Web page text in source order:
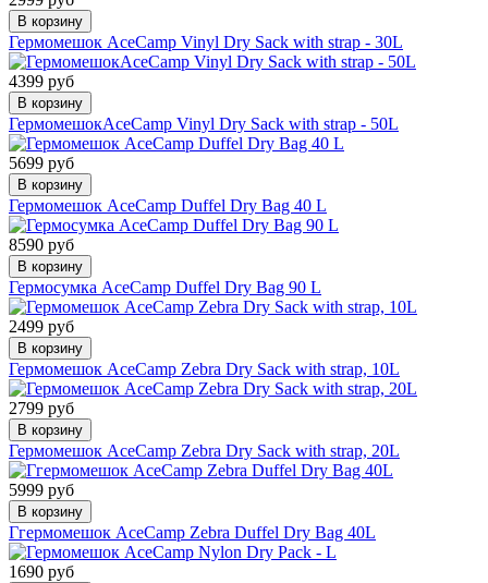
В корзину
Гермомешок AceCamp Vinyl Dry Sack with strap - 30L
4399 руб
В корзину
ГермомешокAceCamp Vinyl Dry Sack with strap - 50L
5699 руб
В корзину
Гермомешок AceCamp Duffel Dry Bag 40 L
8590 руб
В корзину
Гермосумка AceCamp Duffel Dry Bag 90 L
2499 руб
В корзину
Гермомешок AceCamp Zebra Dry Sack with strap, 10L
2799 руб
В корзину
Гермомешок AceCamp Zebra Dry Sack with strap, 20L
5999 руб
В корзину
Ггермомешок AceCamp Zebra Duffel Dry Bag 40L
1690 руб